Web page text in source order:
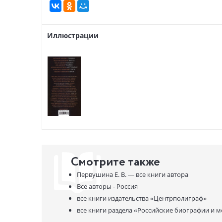
Иллюстрации
Смотрите также
Первушина Е. В. — все книги автора
Все авторы - Россия
все книги издательства«Центрполиграф»
все книги раздела«Российские биографии и